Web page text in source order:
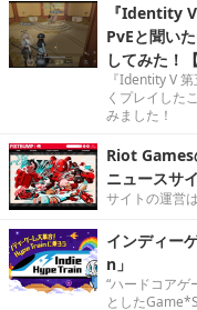
『Identity
PvEと聞い
してみた！
『Identity V
くプレイした
みました！
Riot Games
ニュースサ
サイトの運営
インディー
n」
“ハードコアゲ
とした